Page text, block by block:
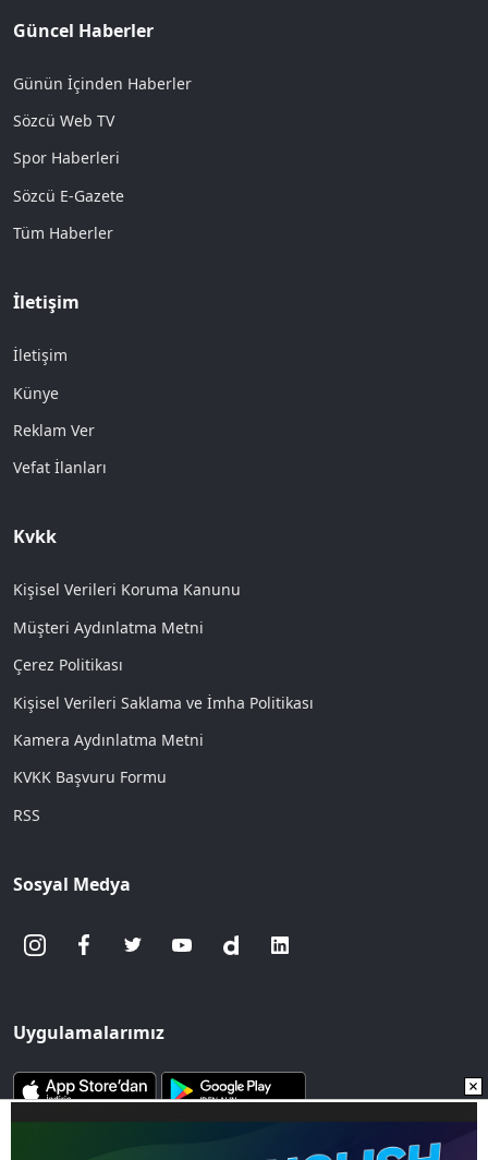
Güncel Haberler
Günün İçinden Haberler
Sözcü Web TV
Spor Haberleri
Sözcü E-Gazete
Tüm Haberler
İletişim
İletişim
Künye
Reklam Ver
Vefat İlanları
Kvkk
Kişisel Verileri Koruma Kanunu
Müşteri Aydınlatma Metni
Çerez Politikası
Kişisel Verileri Saklama ve İmha Politikası
Kamera Aydınlatma Metni
KVKK Başvuru Formu
RSS
Sosyal Medya
Uygulamalarımız